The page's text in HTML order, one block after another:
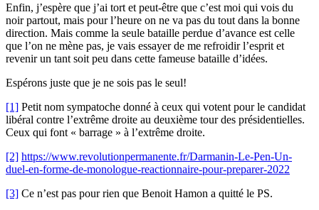
Enfin, j’espère que j’ai tort et peut-être que c’est moi qui vois du
noir partout, mais pour l’heure on ne va pas du tout dans la bonne
direction. Mais comme la seule bataille perdue d’avance est celle
que l’on ne mène pas, je vais essayer de me refroidir l’esprit et
revenir un tant soit peu dans cette fameuse bataille d’idées.
Espérons juste que je ne sois pas le seul!
[1] Petit nom sympatoche donné à ceux qui votent pour le candidat
libéral contre l’extrême droite au deuxième tour des présidentielles.
Ceux qui font « barrage » à l’extrême droite.
[2] https://www.revolutionpermanente.fr/Darmanin-Le-Pen-Un-
duel-en-forme-de-monologue-reactionnaire-pour-preparer-2022
[3] Ce n’est pas pour rien que Benoit Hamon a quitté le PS.